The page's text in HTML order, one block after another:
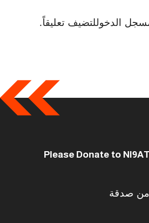
الدخوللتضيف تعليقاً.
Please Donate to
صدقة